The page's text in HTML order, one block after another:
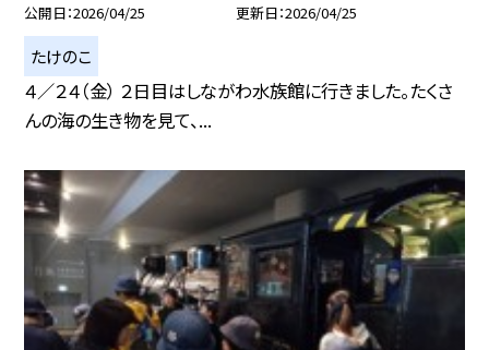
公開日 2026/04/25 更新日 2026/04/25
たけのこ
４／２４（金） ２日目はしながわ水族館に行きました。たくさ
んの海の生き物を見て、...